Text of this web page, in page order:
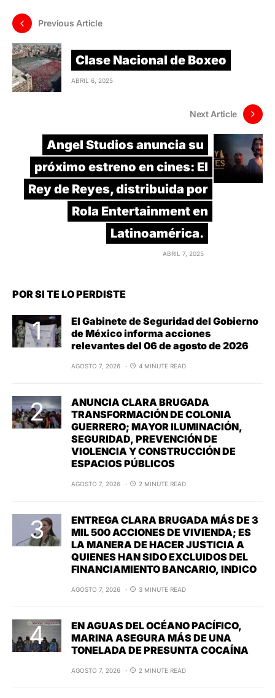
Previous Article
Clase Nacional de Boxeo
ABRIL 6, 2025
Next Article
Angel Studios anuncia su
próximo estreno en cines: El
Rey de Reyes, distribuida por
Rola Entertainment en
Latinoamérica.
ABRIL 7, 2025
POR SI TE LO PERDISTE
El Gabinete de Seguridad del Gobierno
de México informa acciones
relevantes del 06 de agosto de 2026
AGOSTO 7, 2026 4 MINUTE READ
ANUNCIA CLARA BRUGADA
TRANSFORMACIÓN DE COLONIA
GUERRERO; MAYOR ILUMINACIÓN,
SEGURIDAD, PREVENCIÓN DE
VIOLENCIA Y CONSTRUCCIÓN DE
ESPACIOS PÚBLICOS
AGOSTO 7, 2026 2 MINUTE READ
ENTREGA CLARA BRUGADA MÁS DE 3
MIL 500 ACCIONES DE VIVIENDA; ES
LA MANERA DE HACER JUSTICIA A
QUIENES HAN SIDO EXCLUIDOS DEL
FINANCIAMIENTO BANCARIO, INDICO
AGOSTO 7, 2026 3 MINUTE READ
EN AGUAS DEL OCÉANO PACÍFICO,
MARINA ASEGURA MÁS DE UNA
TONELADA DE PRESUNTA COCAÍNA
AGOSTO 7, 2026 2 MINUTE READ